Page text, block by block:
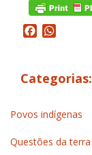
Facebook
Categorias:
Povos indígenas
Questões da terra